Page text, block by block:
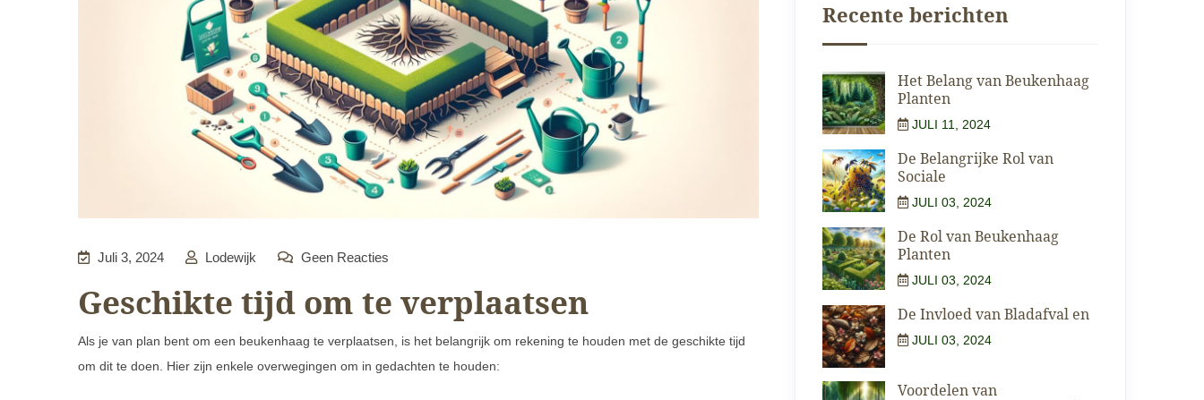
Juli 3, 2024 Lodewijk Geen Reacties
Geschikte tijd om te verplaatsen
Als je van plan bent om een beukenhaag te verplaatsen, is het belangrijk om rekening te houden met de geschikte tijd
om dit te doen. Hier zijn enkele overwegingen om in gedachten te houden:
Recente berichten
Het Belang van Beukenhaag
Planten
JULI 11, 2024
De Belangrijke Rol van
Sociale
JULI 03, 2024
De Rol van Beukenhaag
Planten
JULI 03, 2024
De Invloed van Bladafval en
JULI 03, 2024
Voordelen van